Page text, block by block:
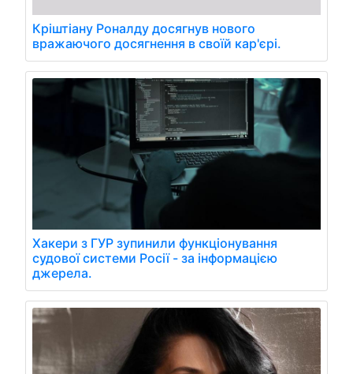
Кріштіану Роналду досягнув нового
вражаючого досягнення в своїй кар'єрі.
Хакери з ГУР зупинили функціонування
судової системи Росії - за інформацією
джерела.